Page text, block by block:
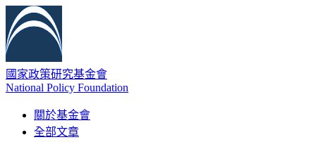
國家政策研究基金會
National Policy Foundation
關於基金會
全部文章